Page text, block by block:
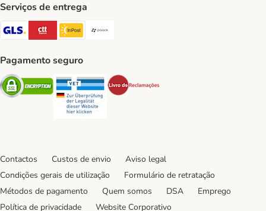
Serviços de entrega
GLS Shipping Method
CTTExpress Shipping Method
InPost Shipping Method
Pagamento seguro
Security Security
Contactos Custos de envio
Aviso legal
Condições gerais de utilização
Formulário de retratação
Métodos de pagamento
Quem somos DSA
Emprego
Política de privacidade
Website Corporativo